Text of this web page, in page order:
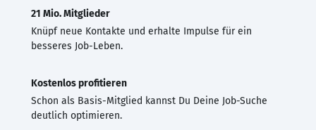
21 Mio. Mitglieder
Knüpf neue Kontakte und erhalte Impulse für ein
besseres Job-Leben.
Kostenlos profitieren
Schon als Basis-Mitglied kannst Du Deine Job-Suche
deutlich optimieren.